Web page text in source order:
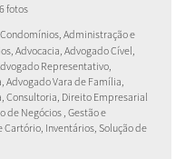
6 fotos
Administração e
Advocacia, Advogado Cível,
Representativo,
Advogado Vara de Família,
Consultoria, Direito Empresarial
de Negócios , Gestão e
Cartório, Inventários, Solução de